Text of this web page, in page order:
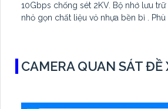
10Gbps chống sét 2KV. Bộ nhớ lưu trữ
nhỏ gọn chất liệu vỏ nhựa bền bỉ .
CAMERA QUAN SÁT ĐỀ